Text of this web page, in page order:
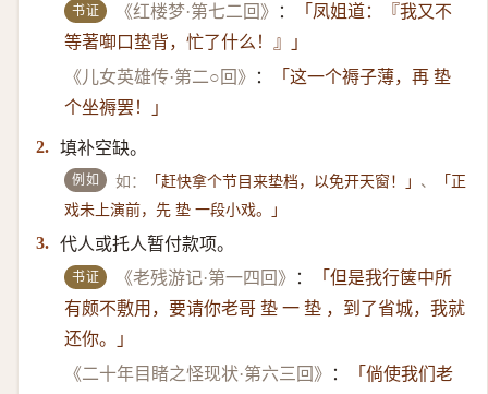
书证 《红楼梦·第七二回》 ：
「凤姐道：『我又不
等著啣口垫背，忙了什么！』」
《儿女英雄传·第二○回》
：
「这一个褥子薄，再 垫
个坐褥罢！」
2. 填补空缺。
例如 如： 「赶快拿个节目来垫档，以免开天窗！」 、
「正
戏未上演前，先 垫 一段小戏。」
3. 代人或托人暂付款项。
书证 《老残游记·第一四回》 ：
「但是我行箧中所
有颇不敷用，要请你老哥 垫 一 垫 ，到了省城，我就
还你。」
《二十年目睹之怪现状·第六三回》
：
「倘使我们老